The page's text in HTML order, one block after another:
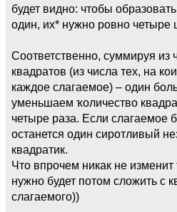
будет видно: чтобы
один, их* нужно ровно четыре
Соответственно, суммируя из
квадратов (из числа тех, на
каждое слагаемое) – один
уменьшаем ҡоличество
четыре раза. Если слагаемое
останется один сиротливый
квадратик.
Что впрочем никак не изменит
нужно будет потом сложить с
слагаемого))